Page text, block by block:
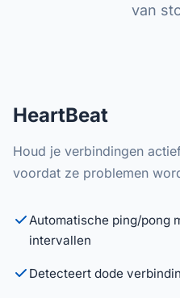
van
HeartBeat
Houd je verbindingen
voordat ze problemen
Automatische ping/pong
intervallen
Detecteert dode